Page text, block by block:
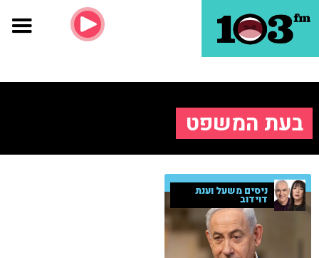
בעת המשפט
ניסים משעל וענת
דוידוב